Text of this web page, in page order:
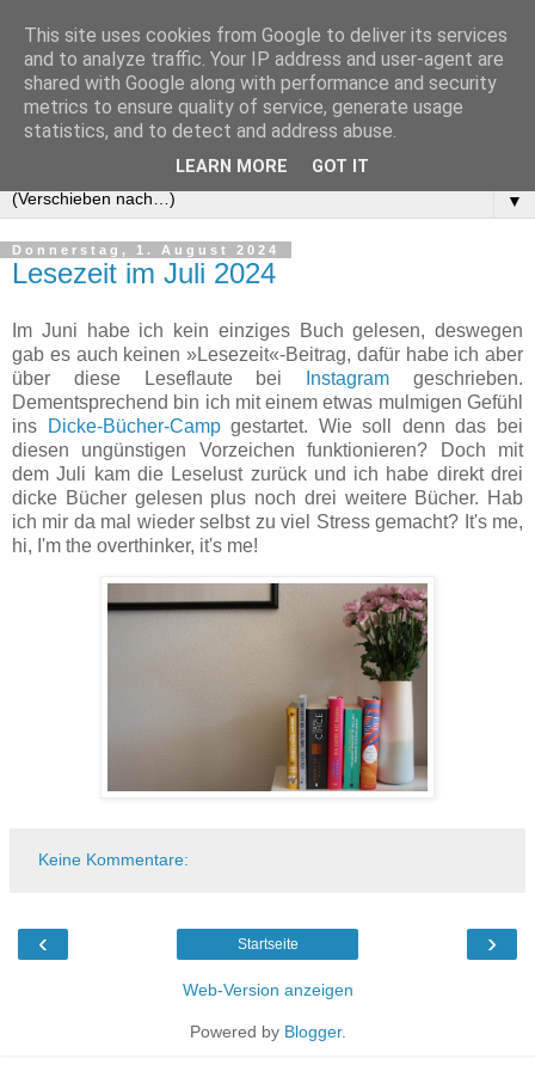
▼
Donnerstag, 1. August 2024
Lesezeit im Juli 2024
Im Juni habe ich kein einziges Buch gelesen, deswegen
gab es auch keinen »Lesezeit«-Beitrag, dafür habe ich aber
über diese Leseflaute bei
Instagram geschrieben.
Dementsprechend bin ich mit einem etwas mulmigen Gefühl
ins
Dicke-Bücher-Campgestartet. Wie soll denn das bei
diesen ungünstigen Vorzeichen funktionieren? Doch mit
dem Juli kam die Leselust zurück und ich habe direkt drei
dicke Bücher gelesen plus noch drei weitere Bücher. Hab
ich mir da mal wieder selbst zu viel Stress gemacht? It's me,
hi, I'm the overthinker, it's me!
Keine Kommentare:
‹ ›
Startseite
Web-Version anzeigen
Powered by Blogger.
This site uses cookies from Google to deliver its services
and to analyze traffic. Your IP address and user-agent are
shared with Google along with performance and security
metrics to ensure quality of service, generate usage
statistics, and to detect and address abuse.
LEARN MORE GOT IT